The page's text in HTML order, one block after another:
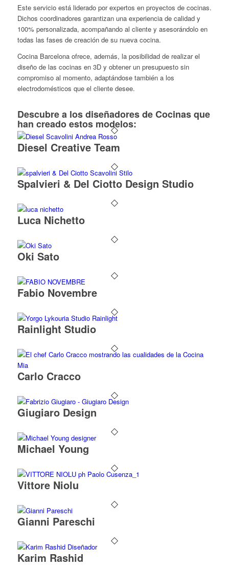
Este servicio está liderado por expertos en proyectos de cocinas.
Dichos coordinadores garantizan una experiencia de calidad y
100% personalizada, acompañando al cliente y asesorándolo en
todas las fases de creación de su nueva cocina.
Cocina Barcelona ofrece, además, la posibilidad de realizar el
diseño de las cocinas en 3D y obtener un presupuesto sin
compromiso al momento, adaptándose también a los
electrodomésticos que el cliente desee.
Descubre a los diseñadores de Cocinas que
han creado estos modelos:
Diesel Creative Team
Spalvieri & Del Ciotto Design Studio
Luca Nichetto
Oki Sato
Fabio Novembre
Rainlight Studio
Carlo Cracco
Giugiaro Design
Michael Young
Vittore Niolu
Gianni Pareschi
Karim Rashid